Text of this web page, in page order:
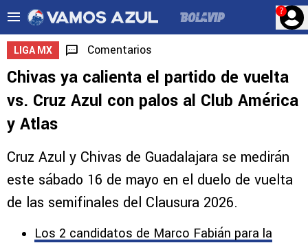
?
LIGA MX Comentarios
Chivas ya calienta el partido de vuelta
vs. Cruz Azul con palos al Club América
y Atlas
Cruz Azul y Chivas de Guadalajara se medirán
este sábado 16 de mayo en el duelo de vuelta
de las semifinales del Clausura 2026.
Los 2 candidatos de Marco Fabián para la